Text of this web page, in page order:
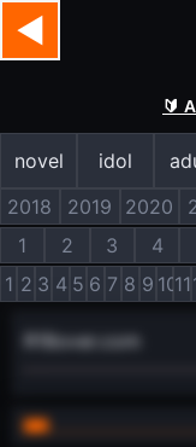
🔰
novel idol
2018
2019 2020
1
2 3 4
1 2 3 4 5 6 7 8 9 1011
R18over.com
◀